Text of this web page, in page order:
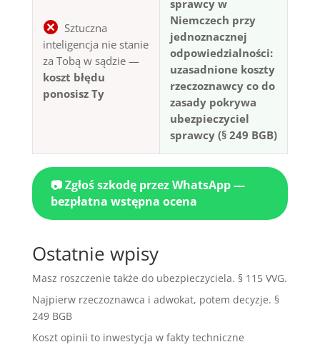
Sztuczna
inteligencja nie stanie
za Tobą w sądzie —
koszt błędu
ponosisz Ty
sprawcy w
Niemczech przy
jednoznacznej
odpowiedzialności:
uzasadnione koszty
rzeczoznawcy co do
zasady pokrywa
ubezpieczyciel
sprawcy (§ 249 BGB)
📷 Zgłoś szkodę przez WhatsApp —
bezpłatna wstępna ocena
Ostatnie wpisy
Masz roszczenie także do ubezpieczyciela. § 115 VVG.
Najpierw rzeczoznawca i adwokat, potem decyzje. §
249 BGB
Koszt opinii to inwestycja w fakty techniczne